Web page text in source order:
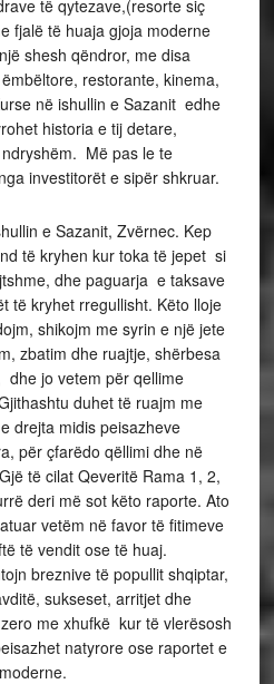
të qytezave,(resorte siç
fjalë të huaja gjoja moderne
shesh qëndror, me disa
restorante, kinema,
në ishullin e Sazanit edhe
historia e tij detare,
Më pas le te
investitorët e sipër shkruar.
e Sazanit, Zvërnec. Kep
të kryhen kur toka të jepet si
dhe paguarja e taksave
të kryhet rregullisht. Këto lloje
shikojm me syrin e një jete
zbatim dhe ruajtje, shërbesa
jo vetem për qellime
duhet të ruajm me
drejta midis peisazheve
për çfarëdo qëllimi dhe në
të cilat Qeveritë Rama 1, 2,
deri më sot këto raporte. Ato
vetëm në favor të fitimeve
të vendit ose të huaj.
breznive të popullit shqiptar,
sukseset, arritjet dhe
me xhufkë kur të vlerësosh
natyrore ose raportet e